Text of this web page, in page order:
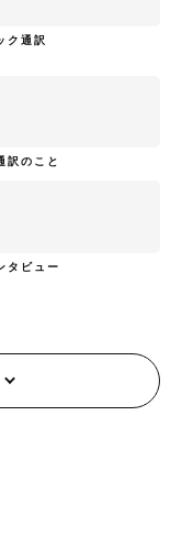
ク通訳
訳のこと
タビュー